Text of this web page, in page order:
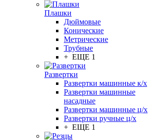
Плашки
Дюймовые
Конические
Метрические
Трубные
+ ЕЩЕ 1
Развертки
Развертки машинные к/х
Развертки машинные
насадные
Развертки машинные ц/х
Развертки ручные ц/х
+ ЕЩЕ 1